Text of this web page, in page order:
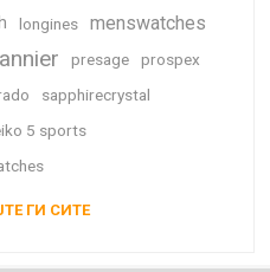
longines menswatches
presage prospex
sapphirecrystal
5 sports
ГИ СИТЕ